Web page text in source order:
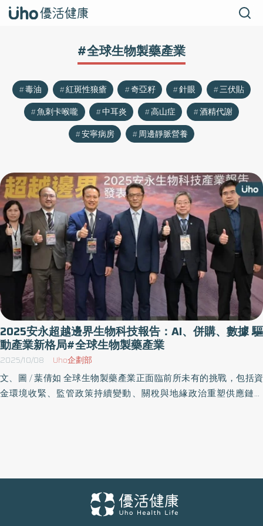
#全球生物製藥產業
毒油 紅斑性狼瘡 奇亞籽 針眼
三伏貼
魚刺卡喉嚨
中耳炎 高山症
酒精代謝
安寧病房
周邊靜脈營養
2025安永超越邊界生物科技報告：AI、併購、數據 驅
動產業新格局#全球生物製藥產業
2025/10/08 Uho企劃部
文、圖 / 葉倩如 全球生物製藥產業正面臨前所未有的挑戰，包括資
金環境收緊、監管政策持續變動、關稅與地緣政治重塑供應鏈版
享，由於臺灣醫護人員短缺等現象，工研院首創以臨床語料結合
Agentic AI，打造智慧醫療共創平台，助力醫護提升效率，並邀請更